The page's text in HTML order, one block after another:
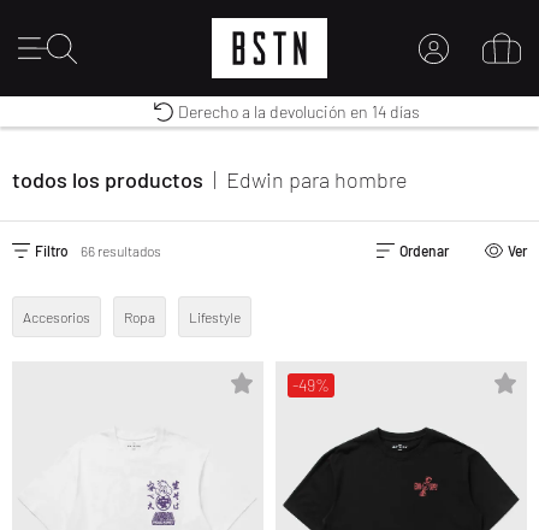
MI CUENTA
Envío gratuito a España desde € 100
Premium Sportswear
Derecho a la devolución en 14 días
todos los productos | Edwin para hombre
Filtro 66 resultados Ordenar Ver
Accesorios Ropa Lifestyle
-49%